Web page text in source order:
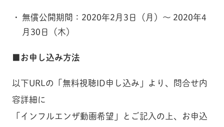
無償公開期間：2020年2月3日（月）～ 2020年4
月30日（木）
■お申し込み方法
以下URLの「無料視聴ID申し込み」より、問合せ内
容詳細に
「インフルエンザ動画希望」とご記入の上、お申込